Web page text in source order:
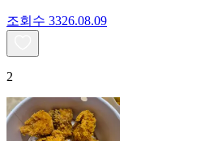
조회수 3326.08.09
2